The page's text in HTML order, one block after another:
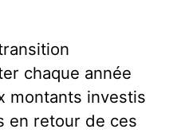
chaque année
montants investis
en retour de ces